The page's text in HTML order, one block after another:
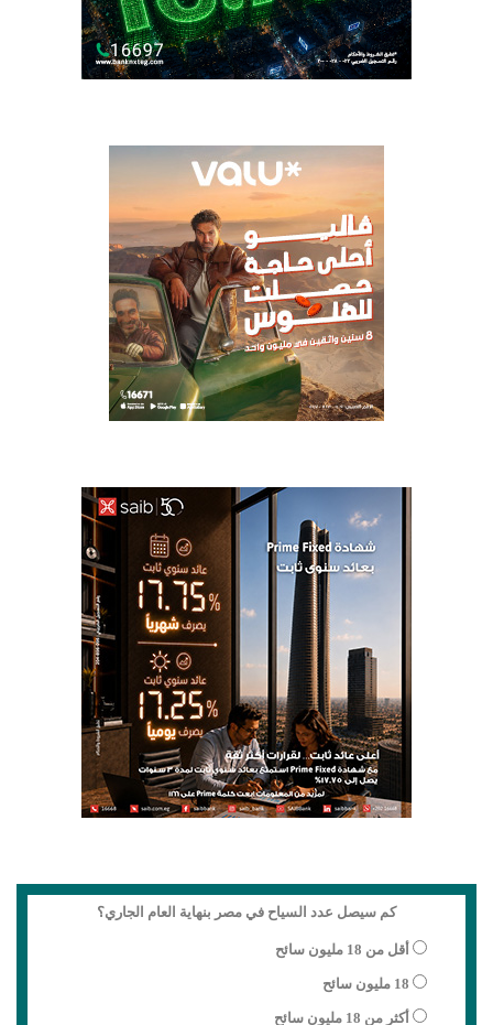
كم سيصل عدد السياح في مصر بنهاية العام الجاري؟
أقل من 18 مليون سائح
18 مليون سائح
أكثر من 18 مليون سائح